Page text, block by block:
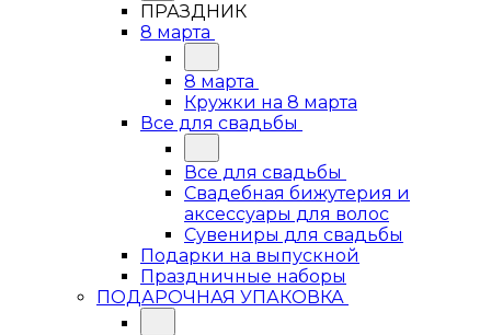
ПРАЗДНИК
8 марта
8 марта
Кружки на 8 марта
Все для свадьбы
Все для свадьбы
Свадебная бижутерия и
аксессуары для волос
Сувениры для свадьбы
Подарки на выпускной
Праздничные наборы
ПОДАРОЧНАЯ УПАКОВКА